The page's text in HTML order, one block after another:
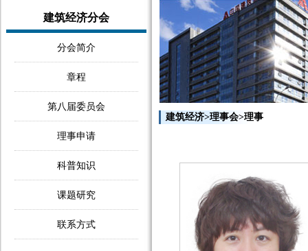
建筑经济分会
分会简介
章程
第八届委员会
理事申请
科普知识
课题研究
联系方式
建筑经济>理事会>理事